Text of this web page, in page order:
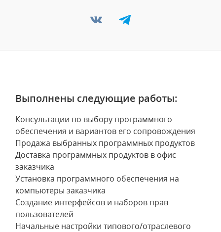
Выполнены следующие работы:
Консультации по выбору программного
обеспечения и вариантов его сопровождения
Продажа выбранных программных продуктов
Доставка программных продуктов в офис
заказчика
Установка программного обеспечения на
компьютеры заказчика
Создание интерфейсов и наборов прав
пользователей
Начальные настройки типового/отраслевого